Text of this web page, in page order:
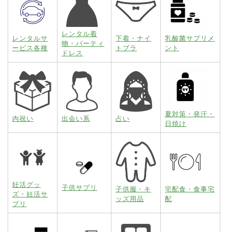
レンタルサ
ービス各種
レンタル着
物・パーティ
ドレス
下着・ナイ
トブラ
乳酸菌サプリメ
ント
内祝い 出会い系 占い
夏対策・発汗・
日焼け
妊活グッ
ズ・妊活サ
プリ
子供サプリ
子供服・キ
ッズ用品
宅配食・食事宅
配